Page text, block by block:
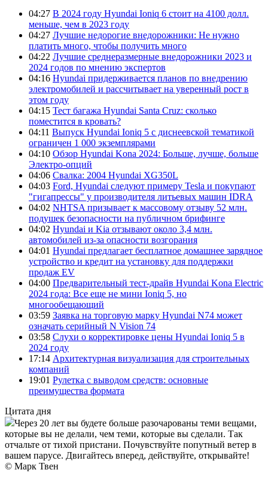
04:27 В 2024 году Hyundai Ioniq 6 стоит на 4100 долл.
меньше, чем в 2023 году
04:27 Лучшие недорогие внедорожники: Не нужно
платить много, чтобы получить много
04:22 Лучшие среднеразмерные внедорожники 2023 и
2024 годов по мнению экспертов
04:16 Hyundai придерживается планов по внедрению
электромобилей и рассчитывает на уверенный рост в
этом году
04:15 Тест багажа Hyundai Santa Cruz: сколько
поместится в кровать?
04:11 Выпуск Hyundai Ioniq 5 с диснеевской тематикой
ограничен 1 000 экземплярами
04:10 Обзор Hyundai Kona 2024: Больше, лучше, больше
Электро-опций
04:06 Свалка: 2004 Hyundai XG350L
04:03 Ford, Hyundai следуют примеру Tesla и покупают
"гигапрессы" у производителя литьевых машин IDRA
04:02 NHTSA призывает к массовому отзыву 52 млн.
подушек безопасности на публичном брифинге
04:02 Hyundai и Kia отзывают около 3,4 млн.
автомобилей из-за опасности возгорания
04:01 Hyundai предлагает бесплатное домашнее зарядное
устройство и кредит на установку для поддержки
продаж EV
04:00 Предварительный тест-драйв Hyundai Kona Electric
2024 года: Все еще не мини Ioniq 5, но
многообещающий
03:59 Заявка на торговую марку Hyundai N74 может
означать серийный N Vision 74
03:58 Слухи о корректировке цены Hyundai Ioniq 5 в
2024 году
17:14 Архитектурная визуализация для строительных
компаний
19:01 Рулетка с выводом средств: основные
преимущества формата
Цитата дня
Через 20 лет вы будете больше разочарованы теми вещами,
которые вы не делали, чем теми, которые вы сделали. Так
отчальте от тихой пристани. Почувствуйте попутный ветер в
вашем парусе. Двигайтесь вперед, действуйте, открывайте!
© Марк Твен